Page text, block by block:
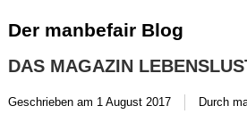
Der manbefair Blog
DAS MAGAZIN
Geschrieben am 1 August 2017 Durch